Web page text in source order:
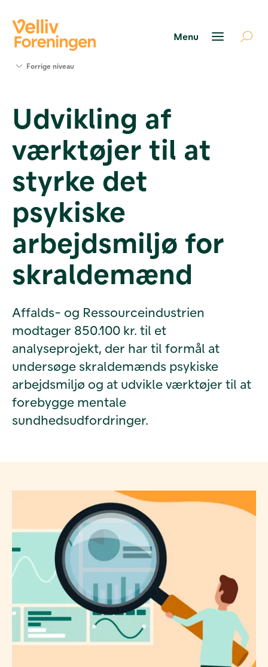
Værktøjer
og viden
Foreningen
os
Forrige niveau
Udvikling af
værktøjer til at
styrke det
psykiske
arbejdsmiljø for
skraldemænd
Affalds- og Ressourceindustrien
modtager 850.100 kr. til et
analyseprojekt, der har til formål at
undersøge skraldemænds psykiske
arbejdsmiljø og at udvikle værktøjer til at
forebygge mentale
sundhedsudfordringer.